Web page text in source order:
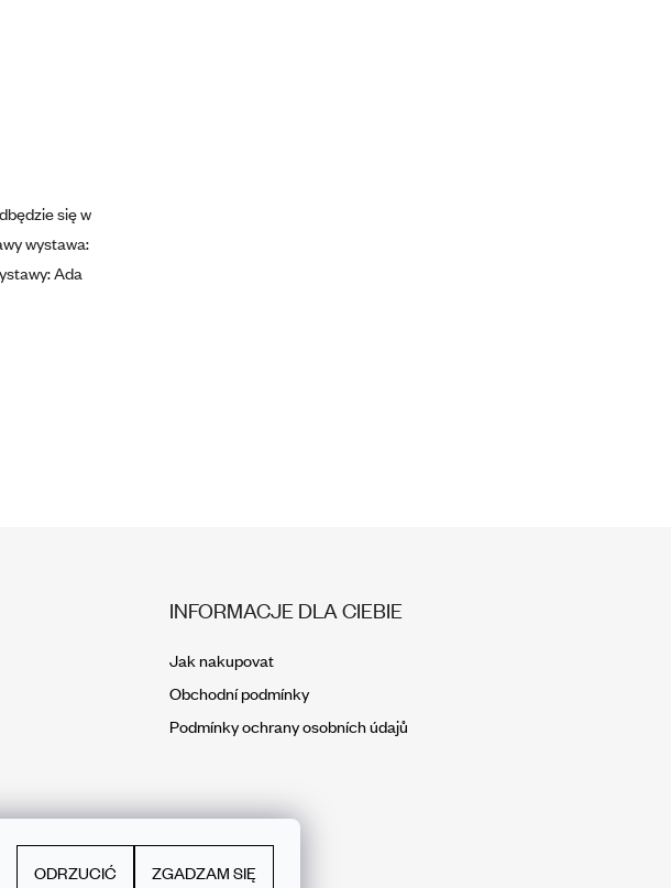
ODRZUCIĆ ZGADZAM SIĘ
się w
wystawa:
Ada
INFORMACJE DLA CIEBIE
Jak nakupovat
Obchodní podmínky
Podmínky ochrany osobních údajů